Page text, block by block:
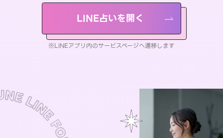
LINE占いを開く
※LINEアプリ内のサービスページへ遷移します